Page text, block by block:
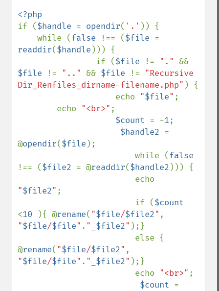
if ($handle = opendir( '.' )) {
    while (
false !== ($file
readdir($handle ))) {
                if (
$file != "."
$file
!= ".." && $file != "Recursive
Dir_Renfiles_dirname-filename.php" ) {
                    echo
"$file" ;
        echo
"<br>" ;
$count = -1;
$handle2 =
@opendir($file );
                        while (
!== ($file2 = @readdir($handle2 ))) {
"$file2" ;
                        if (
<10 ){ @rename( "$file/$file2"
"$file/$file" . "_ $file2" );}
@rename( "$file/$file2"
"$file/$file" . "_ $file2" );}
                        echo
"<br>" ;
$count